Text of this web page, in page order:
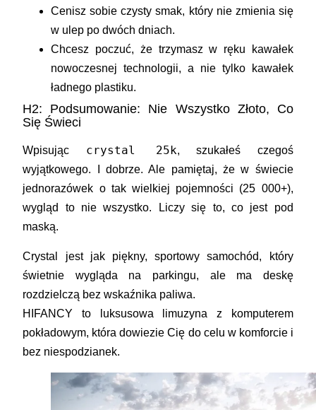
Cenisz sobie czysty smak, który nie zmienia się
w ulep po dwóch dniach.
Chcesz poczuć, że trzymasz w ręku kawałek
nowoczesnej technologii, a nie tylko kawałek
ładnego plastiku.
H2: Podsumowanie: Nie Wszystko Złoto, Co
Się Świeci
Wpisując crystal 25k, szukałeś czegoś
wyjątkowego. I dobrze. Ale pamiętaj, że w świecie
jednorazówek o tak wielkiej pojemności (25 000+),
wygląd to nie wszystko. Liczy się to, co jest pod
maską.
Crystal jest jak piękny, sportowy samochód, który
świetnie wygląda na parkingu, ale ma deskę
rozdzielczą bez wskaźnika paliwa.
HIFANCY to luksusowa limuzyna z komputerem
pokładowym, która dowiezie Cię do celu w komforcie i
bez niespodzianek.